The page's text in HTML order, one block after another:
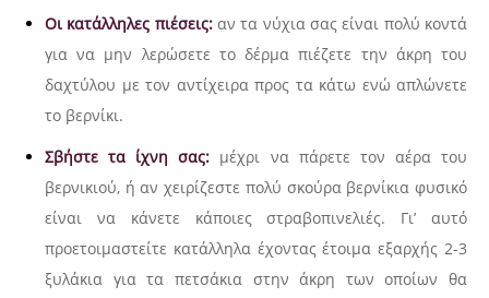
Οι κατάλληλες πιέσεις: αν τα νύχια σας είναι πολύ κοντά
για να μην λερώσετε το δέρμα πιέζετε την άκρη του
δαχτύλου με τον αντίχειρα προς τα κάτω ενώ απλώνετε
το βερνίκι.
Σβήστε τα ίχνη σας: μέχρι να πάρετε τον αέρα του
βερνικιού, ή αν χειρίζεστε πολύ σκούρα βερνίκια φυσικό
είναι να κάνετε κάποιες στραβοπινελιές. Γι’ αυτό
προετοιμαστείτε κατάλληλα έχοντας έτοιμα εξαρχής 2-3
ξυλάκια για τα πετσάκια στην άκρη των οποίων θα